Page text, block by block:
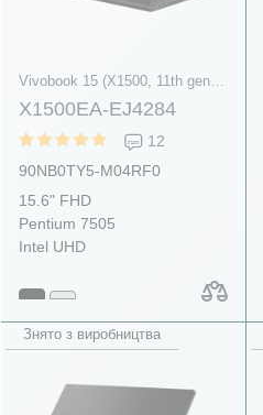
X1500EA-EJ4284
12
90NB0TY5-M04RF0
15.6" FHD
Pentium 7505
Intel UHD
Знято з виробництва